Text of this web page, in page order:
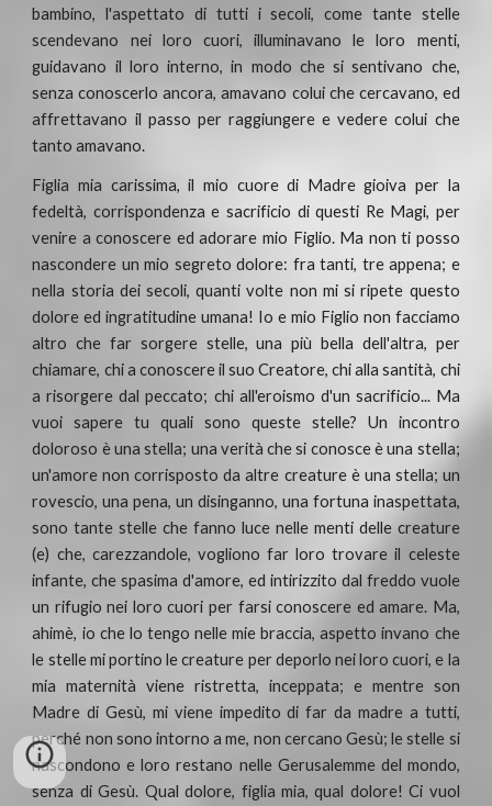
bambino, l'aspettato di tutti i secoli, come tante stelle
scendevano nei loro cuori, illuminavano le loro menti,
guidavano il loro interno, in modo che si sentivano che,
senza conoscerlo ancora, amavano colui che cercavano, ed
affrettavano il passo per raggiungere e vedere colui che
tanto amavano.
Figlia mia carissima, il mio cuore di Madre gioiva per la
fedeltà, corrispondenza e sacrificio di questi Re Magi, per
venire a conoscere ed adorare mio Figlio. Ma non ti posso
nascondere un mio segreto dolore: fra tanti, tre appena; e
nella storia dei secoli, quanti volte non mi si ripete questo
dolore ed ingratitudine umana! Io e mio Figlio non facciamo
altro che far sorgere stelle, una più bella dell'altra, per
chiamare, chi a conoscere il suo Creatore, chi alla santità, chi
a risorgere dal peccato; chi all'eroismo d'un sacrificio... Ma
vuoi sapere tu quali sono queste stelle? Un incontro
doloroso è una stella; una verità che si conosce è una stella;
un'amore non corrisposto da altre creature è una stella; un
rovescio, una pena, un disinganno, una fortuna inaspettata,
sono tante stelle che fanno luce nelle menti delle creature
(e) che, carezzandole, vogliono far loro trovare il celeste
infante, che spasima d'amore, ed intirizzito dal freddo vuole
un rifugio nei loro cuori per farsi conoscere ed amare. Ma,
ahimè, io che lo tengo nelle mie braccia, aspetto invano che
le stelle mi portino le creature per deporlo nei loro cuori, e la
mia maternità viene ristretta, inceppata; e mentre son
Madre di Gesù, mi viene impedito di far da madre a tutti,
perché non sono intorno a me, non cercano Gesù; le stelle si
nascondono e loro restano nelle Gerusalemme del mondo,
senza di Gesù. Qual dolore, figlia mia, qual dolore! Ci vuol